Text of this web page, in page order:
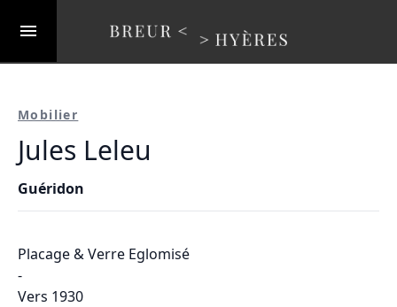
Mobilier
Jules Leleu
Guéridon
Placage & Verre Eglomisé
-
Vers 1930